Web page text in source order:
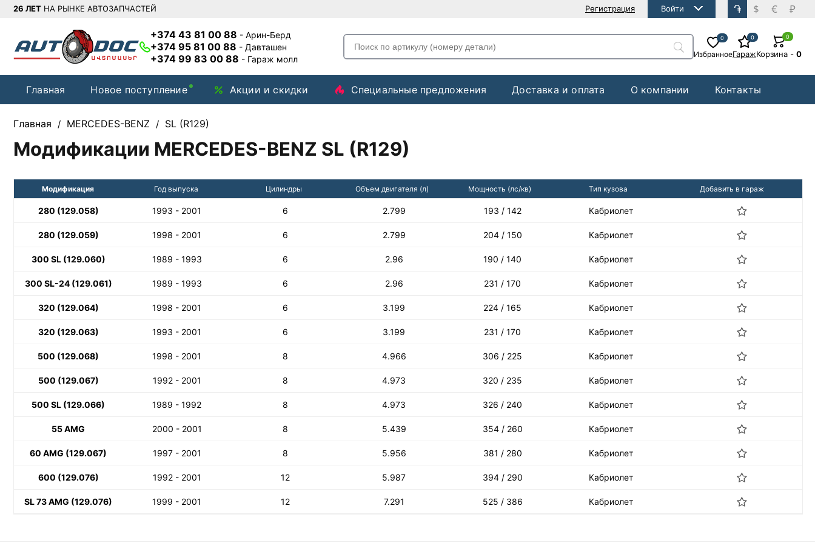
26 ЛЕТ НА РЫНКЕ АВТОЗАПЧАСТЕЙ ֏ $ € ₽
Регистрация Войти
+374 43 81 00 88 - Арин-Берд
+374 95 81 00 88 - Давташен
+374 99 83 00 88 - Гараж молл Избранное
0
Гараж
0
Корзина
0
- 0
Главная Новое поступление Акции и скидки Специальные предложения Доставка и оплата О компании Контакты
Главная / MERCEDES-BENZ / SL (R129)
Модификации MERCEDES-BENZ SL (R129)
Модификация Год выпуска Цилиндры Объем двигателя (л) Мощность (лс/кв) Тип кузова Добавить в гараж
280 (129.058) 1993 - 2001 6 2.799 193 / 142 Кабриолет
280 (129.059) 1998 - 2001 6 2.799 204 / 150 Кабриолет
300 SL (129.060) 1989 - 1993 6 2.96 190 / 140 Кабриолет
300 SL-24 (129.061) 1989 - 1993 6 2.96 231 / 170 Кабриолет
320 (129.064) 1998 - 2001 6 3.199 224 / 165 Кабриолет
320 (129.063) 1993 - 2001 6 3.199 231 / 170 Кабриолет
500 (129.068) 1998 - 2001 8 4.966 306 / 225 Кабриолет
500 (129.067) 1992 - 2001 8 4.973 320 / 235 Кабриолет
500 SL (129.066) 1989 - 1992 8 4.973 326 / 240 Кабриолет
55 AMG 2000 - 2001 8 5.439 354 / 260 Кабриолет
60 AMG (129.067) 1997 - 2001 8 5.956 381 / 280 Кабриолет
600 (129.076) 1992 - 2001 12 5.987 394 / 290 Кабриолет
SL 73 AMG (129.076) 1999 - 2001 12 7.291 525 / 386 Кабриолет